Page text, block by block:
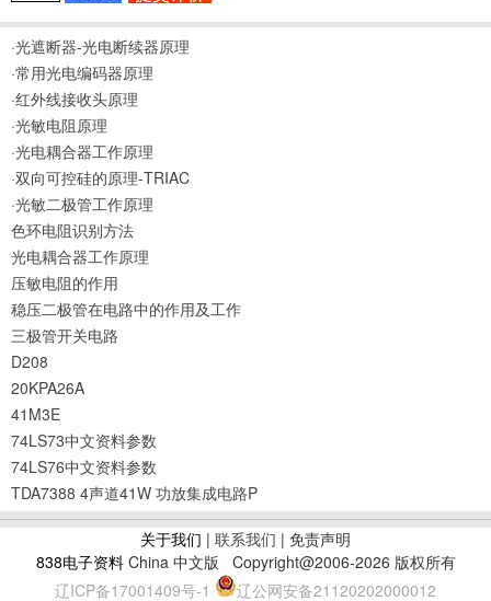
·光遮断器-光电断续器原理
·常用光电编码器原理
·红外线接收头原理
·光敏电阻原理
·光电耦合器工作原理
·双向可控硅的原理-TRIAC
·光敏二极管工作原理
色环电阻识别方法
光电耦合器工作原理
压敏电阻的作用
稳压二极管在电路中的作用及工作
三极管开关电路
D208
20KPA26A
41M3E
74LS73中文资料参数
74LS76中文资料参数
TDA7388 4声道41W 功放集成电路P
关于我们 | 联系我们 | 免责声明
838电子资料China 中文版
Copyright@2006-2026 版权所有
辽ICP备17001409号-1
辽公网安备21120202000012